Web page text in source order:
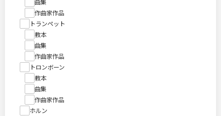
曲集
作曲家作品
トランペット
教本
曲集
作曲家作品
トロンボーン
教本
曲集
作曲家作品
ホルン